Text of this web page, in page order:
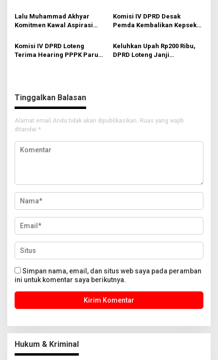
o
Lalu Muhammad Akhyar
Komitmen Kawal Aspirasi
Komisi IV DPRD Desak
Pemda Kembalikan Kepsek
Komisi IV DPRD Loteng
Terima Hearing PPPK Paruh
Keluhkan Upah Rp200 Ribu,
DPRD Loteng Janji
Tinggalkan Balasan
Alamat email Anda tidak akan dipublikasikan. Ruas yang wajib
ditandai *
Simpan nama, email, dan situs web saya pada peramban
ini untuk komentar saya berikutnya.
Hukum & Kriminal